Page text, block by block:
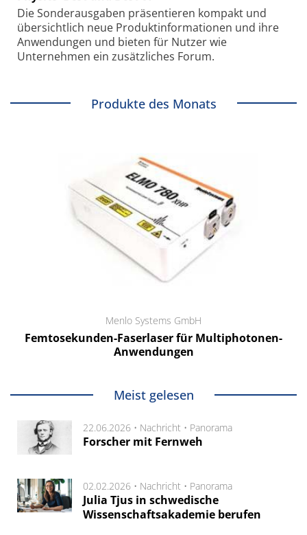
Die Sonder­ausgaben präsentieren kompakt und
übersichtlich neue Produkt­informationen und ihre
Anwendungen und bieten für Nutzer wie
Unternehmen ein zusätzliches Forum.
Produkte des Monats
Menlo Systems GmbH
Femtosekunden-Faserlaser für Multiphotonen-
Anwendungen
Meist gelesen
22.06.2026 • Nachricht • Panorama
Forscher mit Fernweh
02.02.2026 • Nachricht • Panorama
Julia Tjus in schwedische
Wissenschaftsakademie berufen